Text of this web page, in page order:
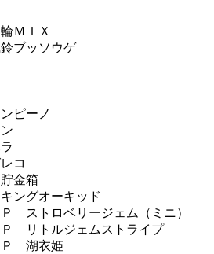
ＭＩＸ
ブッソウゲ
ピーノ
コ
金箱
ングオーキッド
ストロベリージェム（ミニ）
リトルジェムストライプ
湖衣姫